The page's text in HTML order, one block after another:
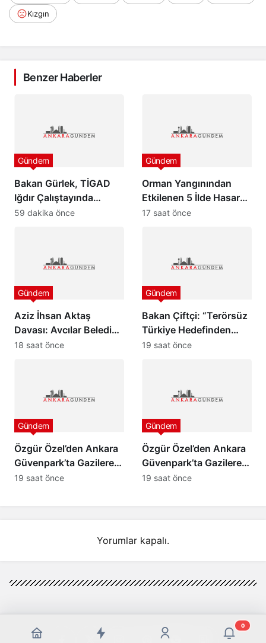
Kızgın
Benzer Haberler
Bakan Gürlek, TİGAD
Iğdır Çalıştayında
konuştu: “Türkiye pazar
Gündem
59 dakika önce
Orman Yangınından
Etkilenen 5 İlde Hasar
Tespit Çalışmaları
Gündem
17 saat önce
Aziz İhsan Aktaş
Davası: Avcılar Belediye
Başkanı Utku Caner
Gündem
18 saat önce
Bakan Çiftçi: “Terörsüz
Türkiye Hedefinden
Dönüş Yoktur”
Gündem
19 saat önce
Özgür Özel’den Ankara
Güvenpark’ta Gazilere
Ziyaret ve “Çerçeve
Gündem
19 saat önce
Özgür Özel’den Ankara
Güvenpark’ta Gazilere
Ziyaret ve “Çerçeve
Gündem
19 saat önce
Yorumlar kapalı.
0